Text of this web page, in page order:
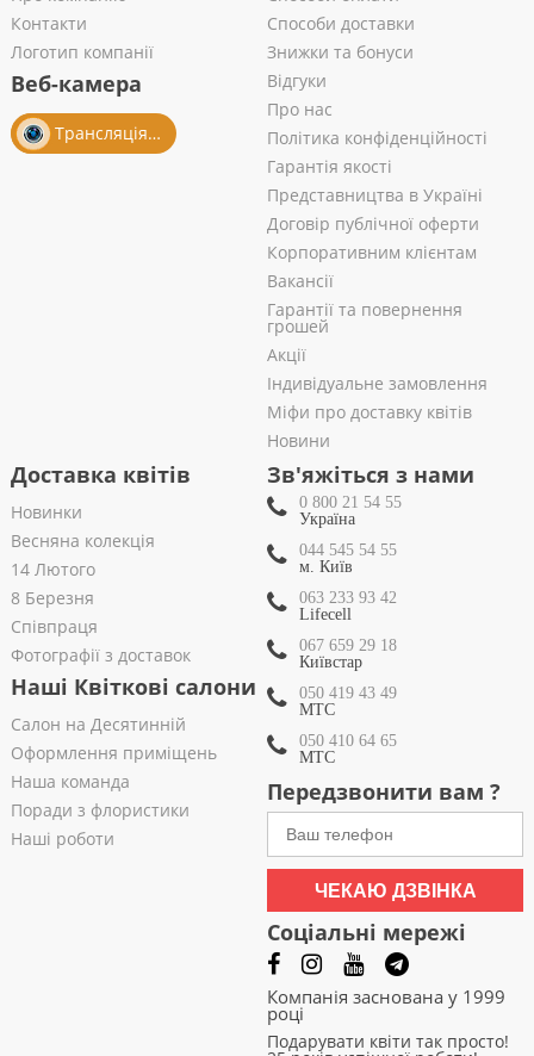
Контакти
Логотип компанії
Веб-камера
Трансляція із салону
Способи доставки
Знижки та бонуси
Відгуки
Про нас
Політика конфіденційності
Гарантія якості
Представництва в Україні
Договір публічної оферти
Корпоративним клієнтам
Вакансії
Гарантії та повернення
грошей
Акції
Індивідуальне замовлення
Міфи про доставку квітів
Новини
Доставка квітів
Новинки
Весняна колекція
14 Лютого
8 Березня
Співпраця
Фотографії з доставок
Наші Квіткові салони
Салон на Десятинній
Оформлення приміщень
Наша команда
Поради з флористики
Наші роботи
Зв'яжіться з нами
0 800 21 54 55
Україна
044 545 54 55
м. Київ
063 233 93 42
Lifecell
067 659 29 18
Київстар
050 419 43 49
МТС
050 410 64 65
МТС
Передзвонити вам ?
ЧЕКАЮ ДЗВІНКА
Соціальні мережі
Компанія заснована у 1999
році
Подарувати квіти так просто!